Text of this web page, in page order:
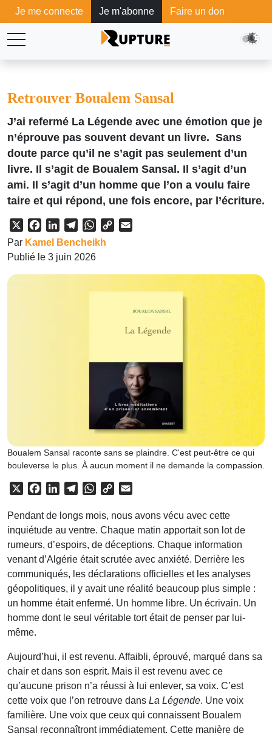
Je me connecte Je m'abonne Faire un don
Retrouver Boualem Sansal
J’ai refermé La Légende avec une émotion que je
n’éprouve pas souvent devant un livre. Sans
doute parce qu’il ne s’agit pas seulement d’un
livre. Il s’agit de Boualem Sansal. Il s’agit d’un
ami. Il s’agit d’un homme que l’on a voulu faire
taire et qui répond, une fois encore, par l’écriture.
X FacebookLinkedInTelegramWhatsApp
Copy
Par Kamel Bencheikh
Publié le 3 juin 2026
Boualem Sansal raconte sans se plaindre. C'est peut-être ce qui
bouleverse le plus. À aucun moment il ne demande la compassion.
X FacebookLinkedInTelegramWhatsApp
Copy
Pendant de longs mois, nous avons vécu avec cette
inquiétude au ventre. Chaque matin apportait son lot de
rumeurs, d’espoirs, de déceptions. Chaque information
venant d’Algérie était scrutée avec anxiété. Derrière les
communiqués, les déclarations officielles et les analyses
géopolitiques, il y avait une réalité beaucoup plus simple :
un homme était enfermé. Un homme libre. Un écrivain. Un
homme dont le seul véritable tort était de penser par lui-
même.
Aujourd’hui, il est revenu. Affaibli, éprouvé, marqué dans sa
chair et dans son esprit. Mais il est revenu avec ce
qu’aucune prison n’a réussi à lui enlever, sa voix. C’est
cette voix que l’on retrouve dans La Légende. Une voix
familière. Une voix que ceux qui connaissent Boualem
Sansal reconnaîtront immédiatement. Cette manière de